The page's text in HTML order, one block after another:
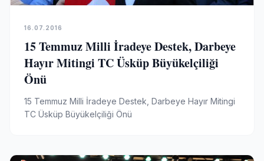
16.07.2016
15 Temmuz Milli İradeye Destek, Darbeye
Hayır Mitingi TC Üsküp Büyükelçiliği
Önü
15 Temmuz Milli İradeye Destek, Darbeye Hayır Mitingi
TC Üsküp Büyükelçiliği Önü